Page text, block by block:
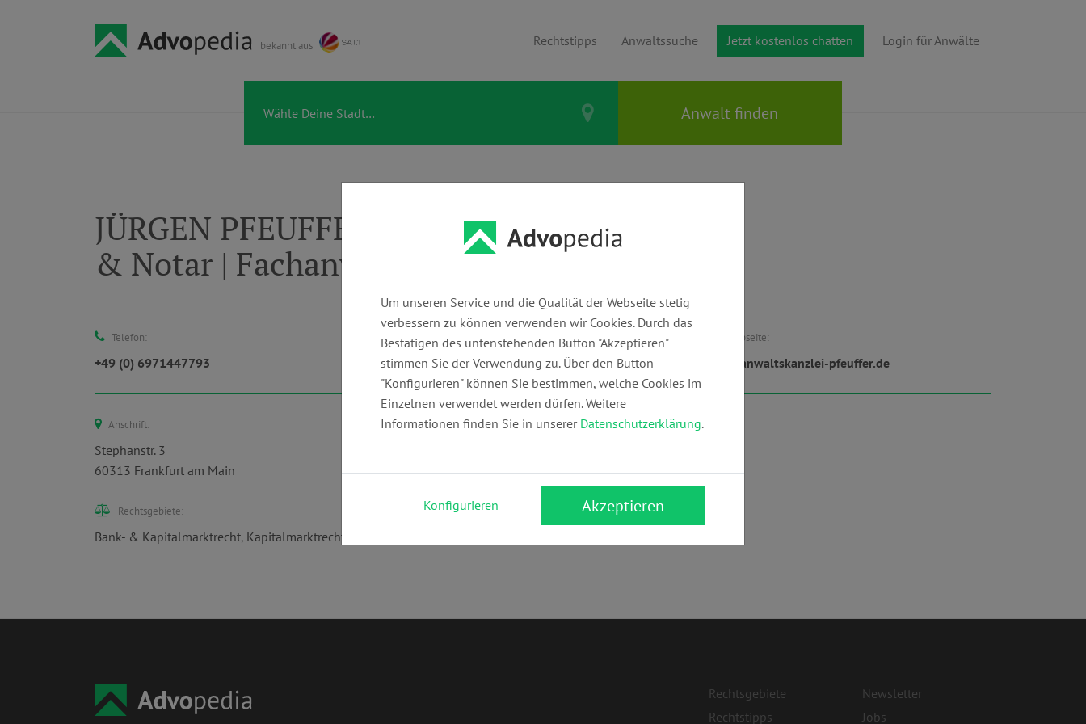
bekannt aus Rechtstipps Anwaltssuche Jetzt kostenlos chatten Login für Anwälte
JÜRGEN PFEUFFER | Rechtsanwalt
& Notar | Fachanwalt für Erbrecht
Telefon:
+49 (0) 6971447793
E-Mail:
mail@anwaltskanzlei-pfeuffer.de
Webseite:
www.anwaltskanzlei-pfeuffer.de
Anschrift:
Stephanstr. 3
60313 Frankfurt am Main
Rechtsgebiete:
Bank- & Kapitalmarktrecht, Kapitalmarktrecht
Rechtsgebiete
Rechtstipps
Newsletter
Jobs
Um unseren Service und die Qualität der Webseite stetig
verbessern zu können verwenden wir Cookies. Durch das
Bestätigen des untenstehenden Button "Akzeptieren"
stimmen Sie der Verwendung zu. Über den Button
"Konfigurieren" können Sie bestimmen, welche Cookies im
Einzelnen verwendet werden dürfen. Weitere
Informationen finden Sie in unserer Datenschutzerklärung.
Konfigurieren Akzeptieren